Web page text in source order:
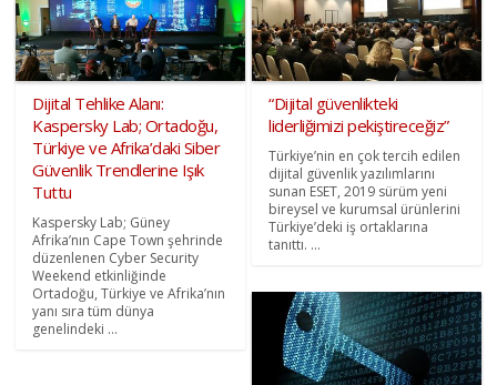
Dijital Tehlike Alanı:
Kaspersky Lab; Ortadoğu,
Türkiye ve Afrika’daki Siber
Güvenlik Trendlerine Işık
Tuttu
Kaspersky Lab; Güney
Afrika’nın Cape Town şehrinde
düzenlenen Cyber Security
Weekend etkinliğinde
Ortadoğu, Türkiye ve Afrika’nın
yanı sıra tüm dünya
genelindeki ...
“Dijital güvenlikteki
liderliğimizi pekiştireceğiz”
Türkiye’nin en çok tercih edilen
dijital güvenlik yazılımlarını
sunan ESET, 2019 sürüm yeni
bireysel ve kurumsal ürünlerini
Türkiye’deki iş ortaklarına
tanıttı. ...